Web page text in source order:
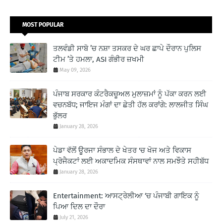
MOST POPULAR
ਤਲਵੰਡੀ ਸਾਬੋ ’ਚ ਨਸ਼ਾ ਤਸਕਰ ਦੇ ਘਰ ਛਾਪੇ ਦੌਰਾਨ ਪੁਲਿਸ
ਟੀਮ ’ਤੇ ਹਮਲਾ, ASI ਗੰਭੀਰ ਜ਼ਖਮੀ
May 09, 2026
ਪੰਜਾਬ ਸਰਕਾਰ ਕੰਟਰੈਕਚੂਅਲ ਮੁਲਾਜ਼ਮਾਂ ਨੂੰ ਪੱਕਾ ਕਰਨ ਲਈ
ਵਚਨਬੱਧ; ਜਾਇਜ ਮੰਗਾਂ ਦਾ ਛੇਤੀ ਹੱਲ ਕਰਾਂਗੇ: ਲਾਲਜੀਤ ਸਿੰਘ
ਭੁੱਲਰ
January 28, 2026
ਪੇਡਾ ਵੱਲੋਂ ਊਰਜਾ ਸੰਭਾਲ ਦੇ ਖੇਤਰ 'ਚ ਖੋਜ ਅਤੇ ਵਿਕਾਸ
ਪ੍ਰੋਜੈਕਟਾਂ ਲਈ ਅਕਾਦਮਿਕ ਸੰਸਥਾਵਾਂ ਨਾਲ ਸਮਝੌਤੇ ਸਹੀਬੱਧ
January 28, 2026
Entertainment: ਆਸਟ੍ਰੇਲੀਆ ‘ਚ ਪੰਜਾਬੀ ਗਾਇਕ ਨੂੰ
ਪਿਆ ਦਿਲ ਦਾ ਦੌਰਾ
July 21, 2026